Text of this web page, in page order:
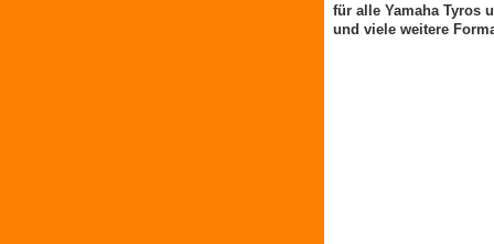
für alle Yamaha Tyros
und viele weitere